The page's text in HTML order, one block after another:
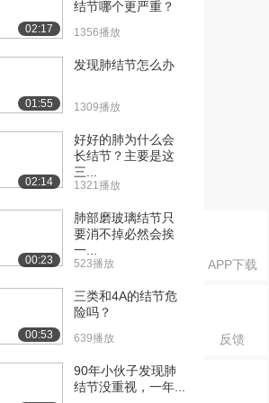
APP下载
反馈
02:17
结节哪个更严重？
1356播放
01:55
发现肺结节怎么办
1309播放
02:14
好好的肺为什么会
长结节？主要是这
三...
1321播放
00:23
肺部磨玻璃结节只
要消不掉必然会挨
一...
523播放
00:53
三类和4A的结节危
险吗？
639播放
90年小伙子发现肺
结节没重视，一年...